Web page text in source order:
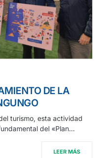
DE LA
turismo, esta actividad
del «Plan…
LEER MÁS